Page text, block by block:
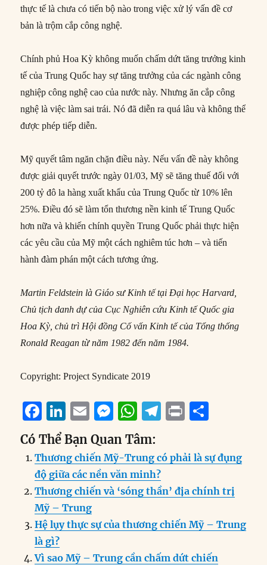
thực tế là chưa có tiến bộ nào trong việc xử lý vấn đề cơ
bản là trộm cắp công nghệ.
Chính phủ Hoa Kỳ không muốn chấm dứt tăng trưởng kinh
tế của Trung Quốc hay sự tăng trưởng của các ngành công
nghiệp công nghệ cao của nước này. Nhưng ăn cắp công
nghệ là việc làm sai trái. Nó đã diễn ra quá lâu và không thể
được phép tiếp diễn.
Mỹ quyết tâm ngăn chặn điều này. Nếu vấn đề này không
được giải quyết trước ngày 01/03, Mỹ sẽ tăng thuế đối với
200 tỷ đô la hàng xuất khẩu của Trung Quốc từ 10% lên
25%. Điều đó sẽ làm tổn thương nền kinh tế Trung Quốc
hơn nữa và khiến chính quyền Trung Quốc phải thực hiện
các yêu cầu của Mỹ một cách nghiêm túc hơn – và tiến
hành đàm phán một cách tương ứng.
Martin Feldstein là Giáo sư Kinh tế tại Đại học Harvard,
Chủ tịch danh dự của Cục Nghiên cứu Kinh tế Quốc gia
Hoa Kỳ, chủ trì Hội đồng Cố vấn Kinh tế của Tổng thống
Ronald Reagan từ năm 1982 đến năm 1984.
Copyright: Project Syndicate 2019
F
a
c
e
b
o
o
k
Li
n
k
e
d
I
n
E
m
ai
l
M
e
ss
e
n
er
W
h
at
s
A
p
T
e
g
r
m
P
n
t
a
re
Có Thể Bạn Quan Tâm:
Thương chiến Mỹ-Trung có phải là sự đụng
độ giữa các nền văn minh?
Thương chiến và ‘sóng thần’ địa chính trị
Mỹ – Trung
Hệ lụy thực sự của thương chiến Mỹ – Trung
là gì?
Vì sao Mỹ – Trung cần chấm dứt chiến